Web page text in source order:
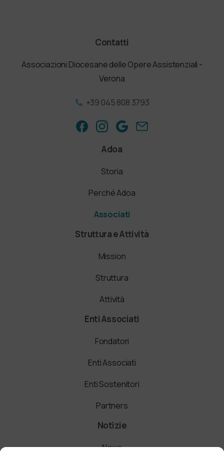
Contatti
Associazioni Diocesane delle Opere Assistenziali -
Verona
+39 045 808 3793
Adoa
Storia
Perché Adoa
Associati
Struttura e Attività
Mission
Struttura
Attività
Enti Associati
Fondatori
Enti Associati
Enti Sostenitori
Partners
Notizie
News